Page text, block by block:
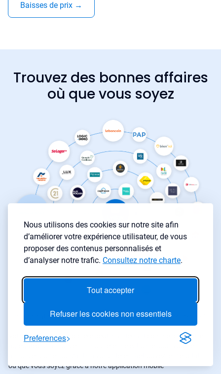
Nous utilisons des cookies sur notre site afin
d’améliorer votre expérience utilisateur, de vous
proposer des contenus personnalisés et
d’analyser notre trafic. Consultez notre charte.
Tout accepter
Refuser les cookies non essentiels
Preferences
Baisses de prix →
Trouvez des bonnes affaires
où que vous soyez
Une application pour l’investissement immobilier et la recherche ?
Votre recherche immobilière peut maintenant commencer. Notre
agrégateur d’annonces immobilières sélectionne pour vous les
où que vous soyez grâce à notre application mobile